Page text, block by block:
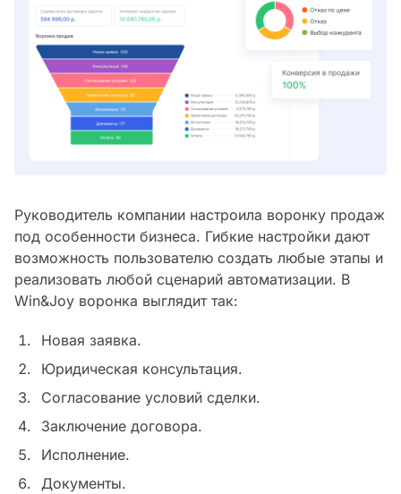
Руководитель компании настроила воронку продаж
под особенности бизнеса. Гибкие настройки дают
возможность пользователю создать любые этапы и
реализовать любой сценарий автоматизации. В
Win&Joy воронка выглядит так:
Новая заявка.
Юридическая консультация.
Согласование условий сделки.
Заключение договора.
Исполнение.
Документы.